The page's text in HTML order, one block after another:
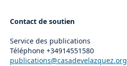
Contact de soutien
Service des publications
Téléphone +34914551580
publications@casadevelazquez.org